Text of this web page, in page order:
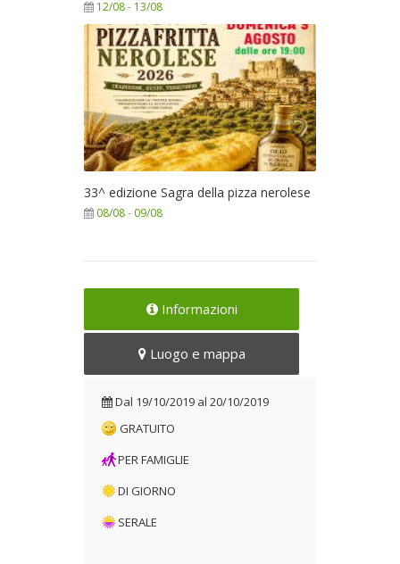
12/08- 13/08
33^ edizione Sagra della pizza nerolese
08/08- 09/08
Informazioni
Luogo e mappa
Dal 19/10/2019 al 20/10/2019
GRATUITO
PER FAMIGLIE
DI GIORNO
SERALE